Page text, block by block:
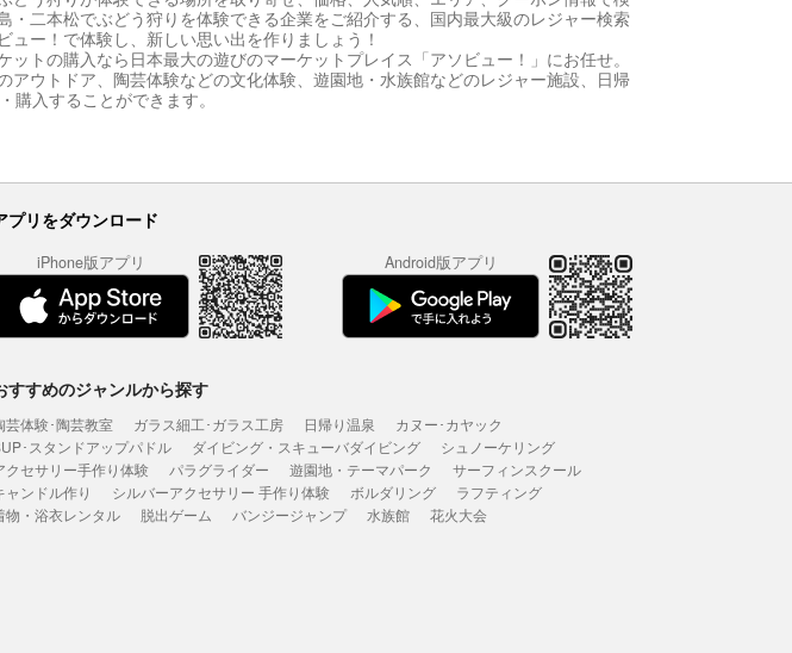
・二本松でぶどう狩りを体験できる企業をご紹介する、国内最大級のレジャー検索
ー！で体験し、新しい思い出を作りましょう！
トの購入なら日本最大の遊びのマーケットプレイス「アソビュー！」にお任せ。
アウトドア、陶芸体験などの文化体験、遊園地・水族館などのレジャー施設、日帰
購入することができます。
プリをダウンロード
iPhone版アプリ Android版アプリ
すすめのジャンルから探す
芸体験･陶芸教室 ガラス細工･ガラス工房 日帰り温泉
カヌー･カヤック
･スタンドアップパドル
ダイビング・スキューバダイビング
シュノーケリング
クセサリー手作り体験
パラグライダー 遊園地・テーマパーク
サーフィンスクール
ャンドル作り
シルバーアクセサリー 手作り体験 ボルダリング
ラフティング
物・浴衣レンタル
脱出ゲーム バンジージャンプ 水族館 花火大会